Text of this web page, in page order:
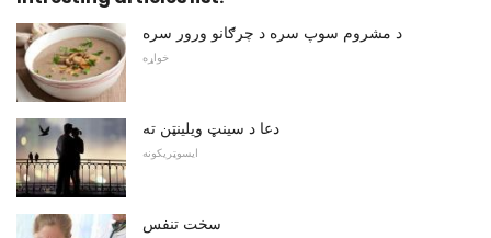
د مشروم سوپ سره د چرګانو ورور سره
خواړه
دعا د سینټ ویلینټن ته
ايسوټريکونه
سخت تنفس